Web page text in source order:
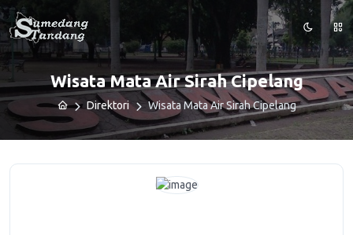
Wisata Mata Air Sirah Cipelang
Direktori Wisata Mata Air Sirah Cipelang